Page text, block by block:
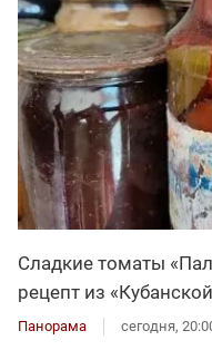
Сладкие томаты
рецепт из
Панорама сегодня,